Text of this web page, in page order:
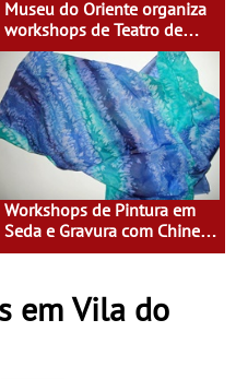
Museu do Oriente organiza
workshops de Teatro de
Sombras e Xilogravura
Workshops de Pintura em
Seda e Gravura com Chine
Collé no Museu do Oriente
em Vila do